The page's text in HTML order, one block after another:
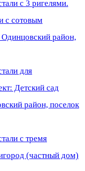
с 3 ригелями.
с сотовым
район,
для
Детский сад
район, поселок
с тремя
(частный дом)